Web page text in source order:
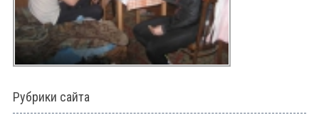
Рубрики сайта